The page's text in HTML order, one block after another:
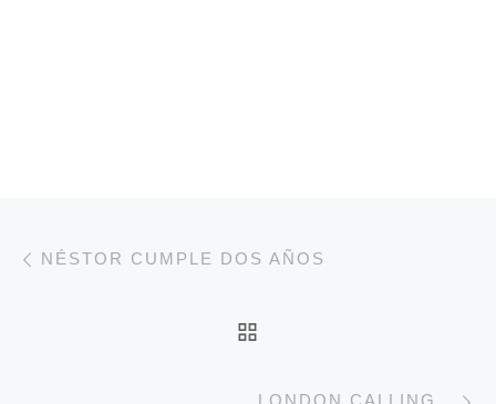
Navegación de entradas
NÉSTOR CUMPLE DOS AÑOS